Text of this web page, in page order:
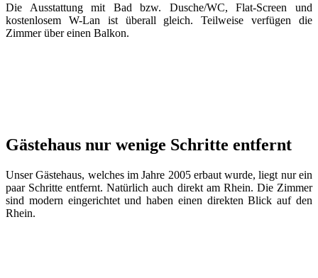
Die Ausstattung mit Bad bzw. Dusche/WC, Flat-Screen und
kostenlosem W-Lan ist überall gleich. Teilweise verfügen die
Zimmer über einen Balkon.
Gästehaus nur wenige Schritte entfernt
Unser Gästehaus, welches im Jahre 2005 erbaut wurde, liegt nur ein
paar Schritte entfernt. Natürlich auch direkt am Rhein. Die Zimmer
sind modern eingerichtet und haben einen direkten Blick auf den
Rhein.